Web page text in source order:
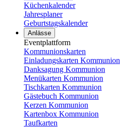
Küchenkalender
Jahresplaner
Geburtstagskalender
Anlässe
Eventplattform
Kommunionskarten
Einladungskarten Kommunion
Danksagung Kommunion
Menükarten Kommunion
Tischkarten Kommunion
Gästebuch Kommunion
Kerzen Kommunion
Kartenbox Kommunion
Taufkarten